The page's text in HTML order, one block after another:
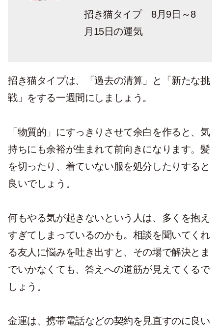
招き猫タイプ 8月9日～8
月15日の運気
招き猫タイプは、「過去の清算」と「新たな挑
戦」をする一週間にしましょう。
「物質的」にすっきりさせて余白を作ると、気
持ちにも余裕が生まれて前向きになります。髪
を切ったり、着ていない服を処分したりすると
良いでしょう。
何もやる気が起きないという人は、多くを抱え
すぎてしまっているのかも。相談を聞いてくれ
る友人に悩みを吐き出すと、その場で解決とま
でいかなくても、答えへの道筋が見えてくるで
しょう。
金運は、携帯電話などの契約を見直すのに良い